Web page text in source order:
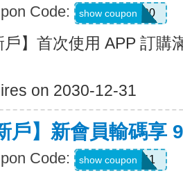
Code: APP90
show coupon
戶】首次使用 APP 訂購
on 2030-12-31
戶】新會員輸碼享
Code: KKDB11
show coupon